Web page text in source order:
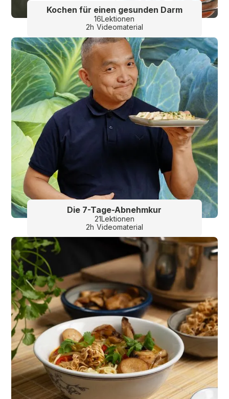
Kochen für einen gesunden Darm
16Lektionen
2h Videomaterial
Die 7-Tage-Abnehmkur
21Lektionen
2h Videomaterial